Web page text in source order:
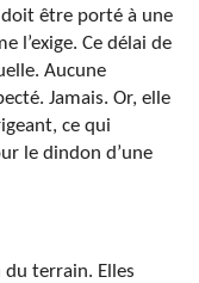
être porté à une
l’exige. Ce délai de
Aucune
Jamais. Or, elle
ce qui
le dindon d’une
du terrain. Elles